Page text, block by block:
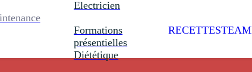
Electricien
Formations
présentielles
Diététique
RECETTES